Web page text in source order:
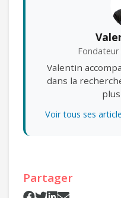
Valentin
dans la
Voir tous ses
Partager